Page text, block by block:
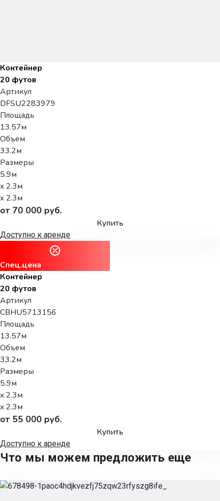
Контейнер
20 футов
Артикул
DFSU2283979
Площадь
13.57м
Объем
33.2м
Размеры
5.9м
x 2.3м
x 2.3м
от 70 000 руб.
Купить
Доступно к аренде
Спец.цена
Контейнер
20 футов
Артикул
CBHU5713156
Площадь
13.57м
Объем
33.2м
Размеры
5.9м
x 2.3м
x 2.3м
от 55 000 руб.
Купить
Доступно к аренде
Что мы можем предложить еще